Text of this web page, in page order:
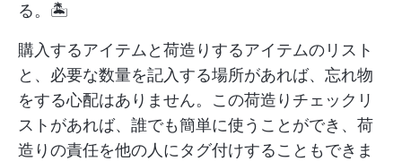
る。🏝️
購入するアイテムと荷造りするアイテムのリスト
と、必要な数量を記入する場所があれば、忘れ物
をする心配はありません。この荷造りチェックリ
ストがあれば、誰でも簡単に使うことができ、荷
造りの責任を他の人にタグ付けすることもできま